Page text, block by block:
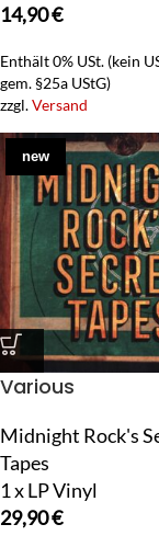
14,90€
Enthält 0% USt. (kein
gem. §25a UStG)
zzgl.Versand
new
Various
Midnight Rock's
Tapes
1 x LP Vinyl
29,90€